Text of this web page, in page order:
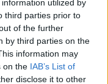
utilized by
third parties prior to
of the further
by third parties on the
information may
on the IAB’s List of
disclose it to other